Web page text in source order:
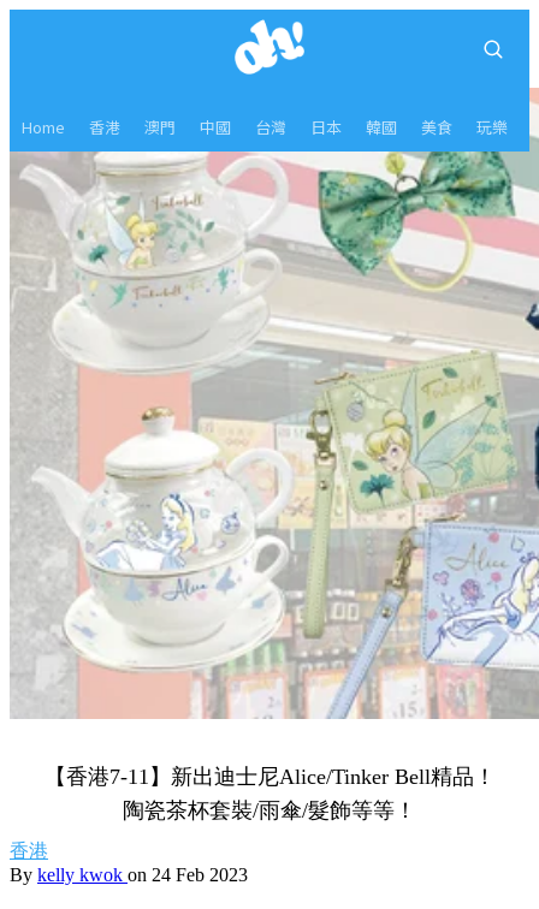
Home 香港 澳門 中國 台灣 日本 韓國 美食 玩樂
【香港7-11】新出迪士尼Alice/Tinker Bell精品！
陶瓷茶杯套裝/雨傘/髮飾等等！
香港
By kelly kwok on 24 Feb 2023